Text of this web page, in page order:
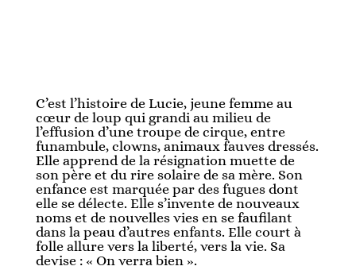
C’est l’histoire de Lucie, jeune femme au
cœur de loup qui grandi au milieu de
l’effusion d’une troupe de cirque, entre
funambule, clowns, animaux fauves dressés.
Elle apprend de la résignation muette de
son père et du rire solaire de sa mère. Son
enfance est marquée par des fugues dont
elle se délecte. Elle s’invente de nouveaux
noms et de nouvelles vies en se faufilant
dans la peau d’autres enfants. Elle court à
folle allure vers la liberté, vers la vie. Sa
devise : « On verra bien ».